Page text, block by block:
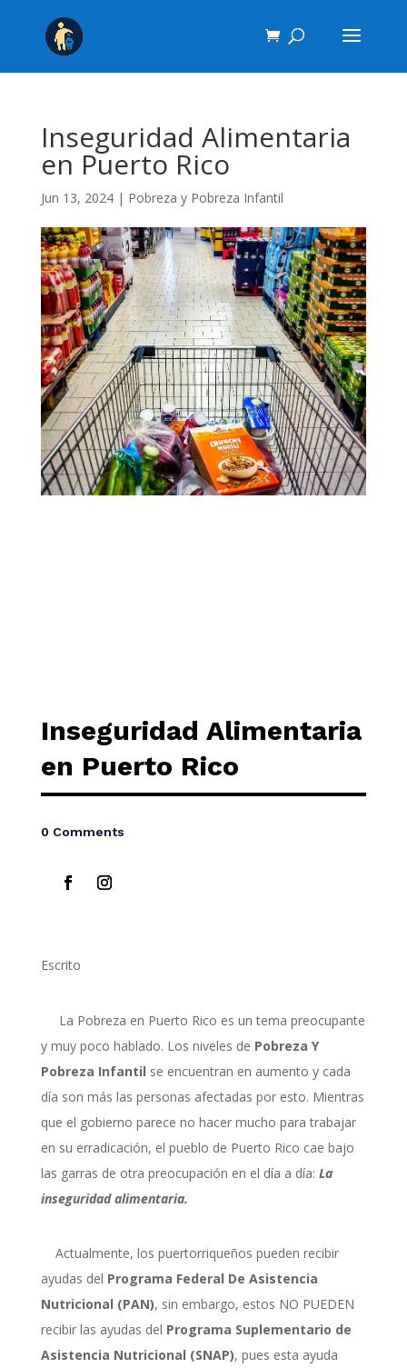
Inseguridad Alimentaria
en Puerto Rico
Jun 13, 2024| Pobreza y Pobreza Infantil
Inseguridad Alimentaria
en Puerto Rico
0 Comments
Escrito
La Pobreza en Puerto Rico es un tema preocupante
y muy poco hablado. Los niveles de Pobreza Y
Pobreza Infantil se encuentran en aumento y cada
día son más las personas afectadas por esto. Mientras
que el gobierno parece no hacermucho para trabajar
en su erradicación, el pueblo de Puerto Rico cae bajo
las garras de otra preocupación en el día a día: La
inseguridad alimentaria.
Actualmente, los puertorriqueños pueden recibir
ayudas del Programa Federal De Asistencia
Nutricional (PAN), sin embargo, estos NO PUEDEN
recibir las ayudas del Programa Suplementario de
Asistencia Nutricional (SNAP), pues esta ayuda